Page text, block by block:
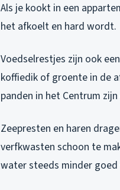
Als je kookt in een
het afkoelt en hard wordt.
Voedselrestjes zijn ook
koffiedik of groente in de
panden in het Centrum
Zeepresten en haren
verfkwasten schoon te
water steeds minder